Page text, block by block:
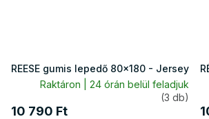
REESE gumis lepedő 80x180 - Jersey
Raktáron | 24 órán belül feladjuk
(3 db)
10 790 Ft